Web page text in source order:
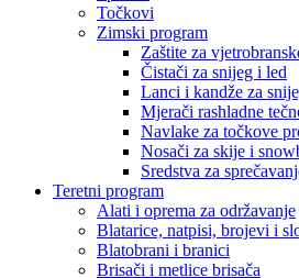
Točkovi
Zimski program
Zaštite za
Čistači za snijeg i led
Lanci i kandže za
Mjerači rashladne
Navlake za točkove
Nosači za skije i
Sredstva za
Teretni program
Alati i oprema za održavanje
Blatarice, natpisi, brojevi i
Blatobrani i branici
Brisači i metlice brisača